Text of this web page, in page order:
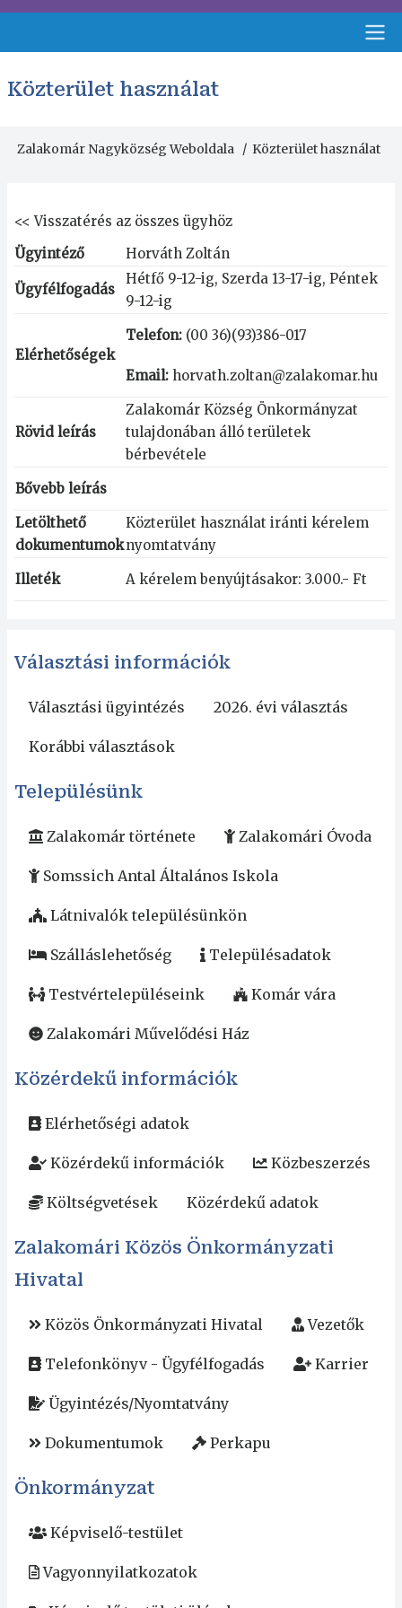
Ugrás
Fejléc
Közterület használat
Morzsa
Zalakomár Nagyközség Weboldala Közterület használat
<<Visszatérés az összes ügyhöz
Ügyintéző
Horváth Zoltán
Ügyfélfogadás
Hétfő 9-12-ig, Szerda 13-17-ig, Péntek
9-12-ig
Elérhetőségek
Telefon: (00 36)(93)386-017
Email: horvath.zoltan@zalakomar.hu
Rövid leírás
Zalakomár Község Önkormányzat
tulajdonában álló területek
bérbevétele
Bővebb leírás
Letölthető
dokumentumok
Közterület használat iránti kérelem
nyomtatvány
Illeték
A kérelem benyújtásakor: 3.000.- Ft
Választási információk
Választási ügyintézés 2026. évi választás
Korábbi választások
Településünk
Zalakomár története Zalakomári Óvoda
Somssich Antal Általános Iskola
Látnivalók településünkön
Szálláslehetőség Településadatok
Testvértelepüléseink Komár vára
Zalakomári Művelődési Ház
Közérdekű információk
Elérhetőségi adatok
Közérdekű információk Közbeszerzés
Költségvetések Közérdekű adatok
Zalakomári Közös Önkormányzati
Hivatal
Közös Önkormányzati Hivatal Vezetők
Telefonkönyv - Ügyfélfogadás Karrier
Ügyintézés/Nyomtatvány
Dokumentumok Perkapu
Önkormányzat
Képviselő-testület
Vagyonnyilatkozatok